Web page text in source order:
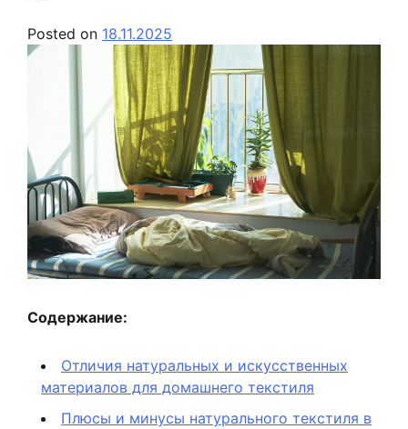
Posted on 18.11.2025
Содержание:
Отличия натуральных и искусственных
материалов для домашнего текстиля
Плюсы и минусы натурального текстиля в